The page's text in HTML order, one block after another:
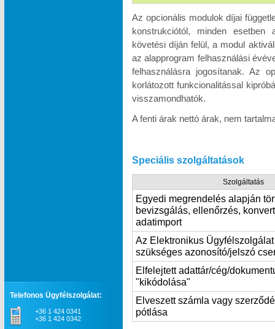
Az opcionális modulok díjai
konstrukciótól, minden
követési díján felül, a modul
az alapprogram felhasználási
felhasználásra jogosítanak. Az
korlátozott funkcionalitással
visszamondhatók.
A fenti árak nettó árak, nem
Speciális szolgáltatások
Szolgáltatás
Egyedi megrendelés alapján
bevizsgálás, ellenőrzés,
adatimport
Az Elektronikus
szükséges azonosító/jelszó
Elfelejtett adattár/cég/
"kikódolása"
Elveszett számla vagy
pótlása
Telefonos Ügyfélszolgálat:
+36 1 424 0341
+36 1 424 0342